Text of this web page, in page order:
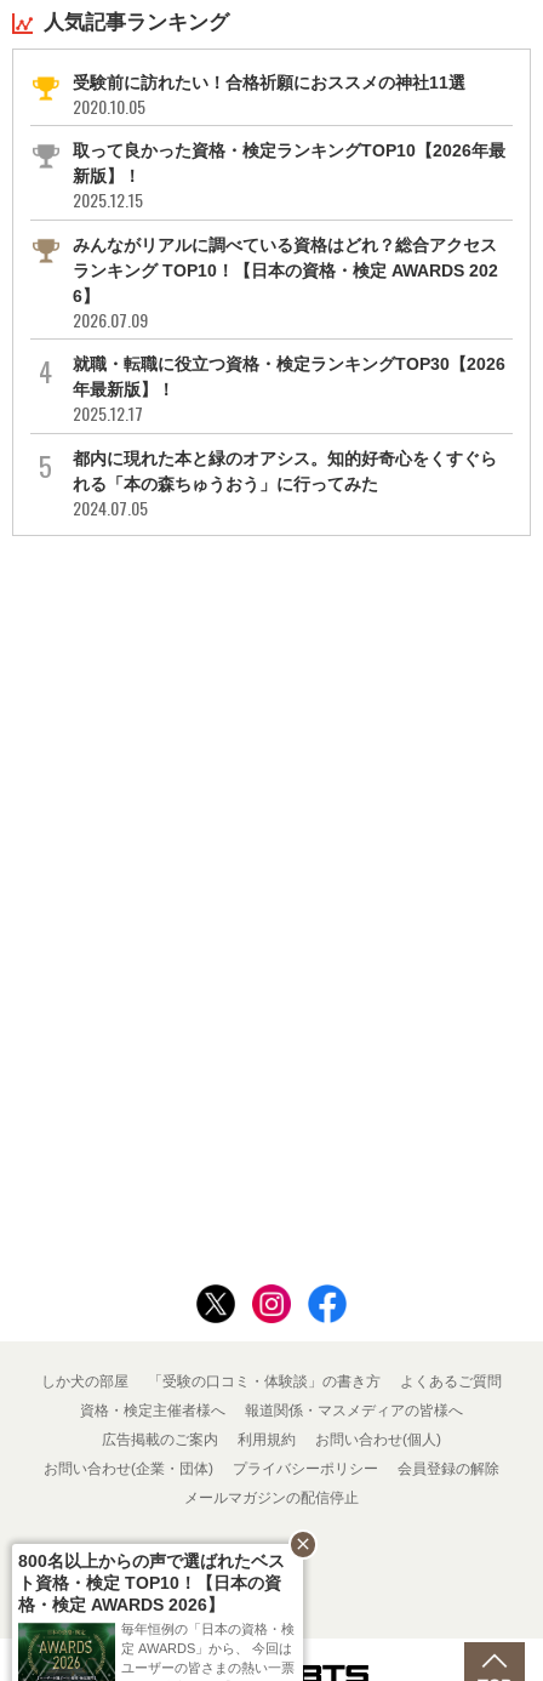
人気記事ランキング
受験前に訪れたい！合格祈願におススメの神社11選
2020.10.05
取って良かった資格・検定ランキングTOP10【2026年最
新版】！
2025.12.15
みんながリアルに調べている資格はどれ？総合アクセス
ランキング TOP10！【日本の資格・検定 AWARDS 202
6】
2026.07.09
就職・転職に役立つ資格・検定ランキングTOP30【2026
年最新版】！
2025.12.17
都内に現れた本と緑のオアシス。知的好奇心をくすぐら
れる「本の森ちゅうおう」に行ってみた
2024.07.05
しか犬の部屋 「受験の口コミ・体験談」の書き方
よくあるご質問
資格・検定主催者様へ
報道関係・マスメディアの皆様へ
広告掲載のご案内
利用規約
お問い合わせ(個人)
お問い合わせ(企業・団体)
プライバシーポリシー
会員登録の解除
メールマガジンの配信停止
Powered by
800名以上からの声で選ばれたベス
ト資格・検定 TOP10！【日本の資
格・検定 AWARDS 2026】
毎年恒例の「日本の資格・検
定 AWARDS」から、 今回は
ユーザーの皆さまの熱い一票
close